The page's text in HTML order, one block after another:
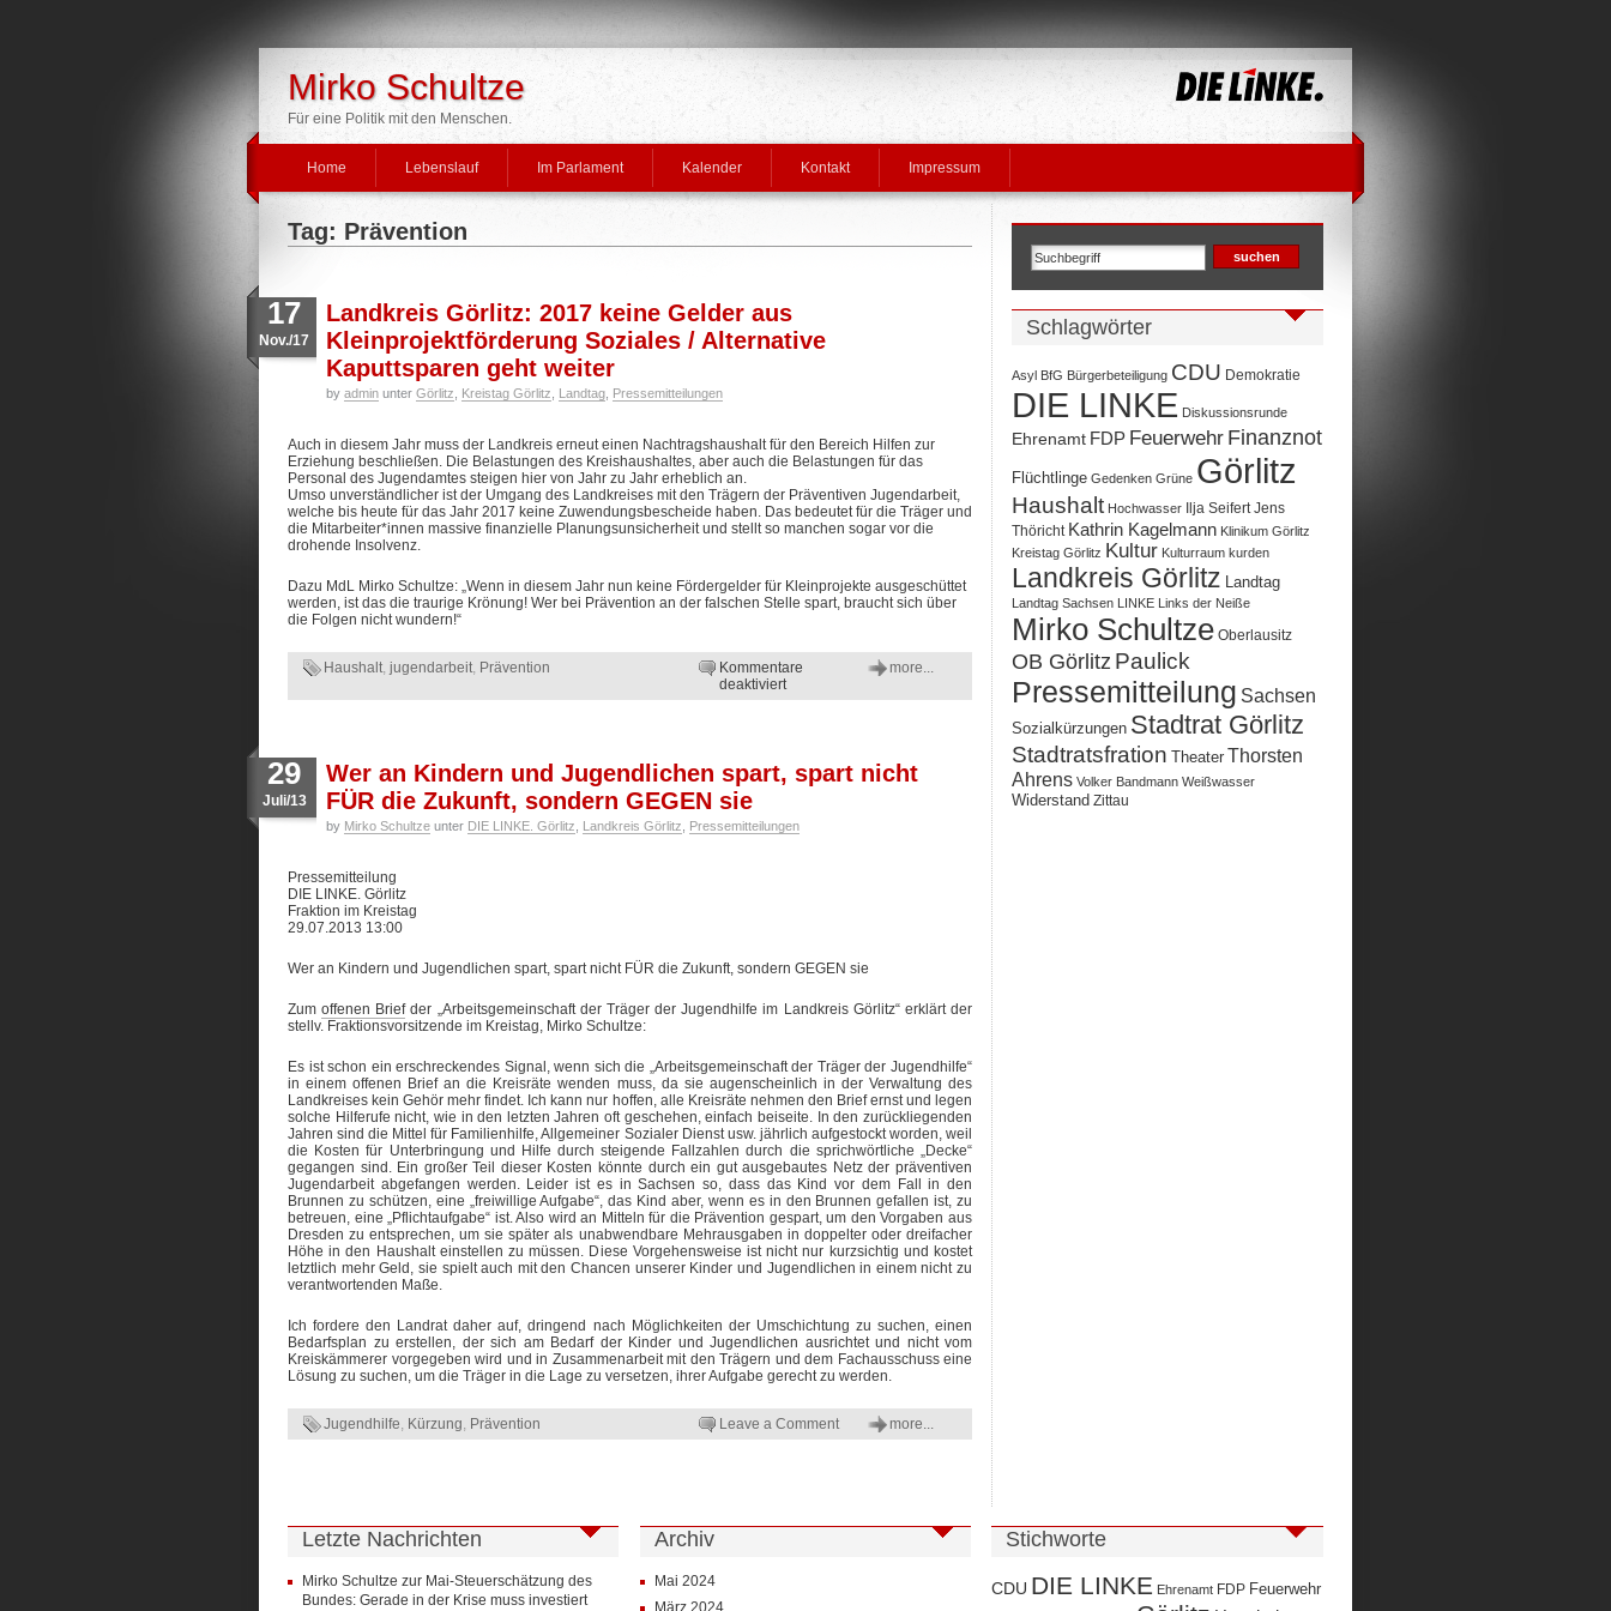
Mirko Schultze
Für eine Politik mit den Menschen.
Home Lebenslauf Im Parlament Kalender Kontakt Impressum
Tag: Prävention
17
Nov./17
Landkreis Görlitz: 2017 keine Gelder aus
Kleinprojektförderung Soziales / Alternative
Kaputtsparen geht weiter
by admin unter Görlitz Kreistag Görlitz Landtag Pressemitteilungen
Auch in diesem Jahr muss der Landkreis erneut einen Nachtragshaushalt für den Bereich Hilfen zur
Erziehung beschließen. Die Belastungen des Kreishaushaltes, aber auch die Belastungen für das
Personal des Jugendamtes steigen hier von Jahr zu Jahr erheblich an.
Umso unverständlicher ist der Umgang des Landkreises mit den Trägern der Präventiven Jugendarbeit,
welche bis heute für das Jahr 2017 keine Zuwendungsbescheide haben. Das bedeutet für die Träger und
die Mitarbeiter*innen massive finanzielle Planungsunsicherheit und stellt so manchen sogar vor die
drohende Insolvenz.
Dazu MdL Mirko Schultze: „Wenn in diesem Jahr nun keine Fördergelder für Kleinprojekte ausgeschüttet
werden, ist das die traurige Krönung! Wer bei Prävention an der falschen Stelle spart, braucht sich über
die Folgen nicht wundern!“
Haushalt, jugendarbeit, Prävention
Kommentare
deaktiviertfür
Landkreis
Gelder
aus
/
more...
29
Juli/13
Wer an Kindern und Jugendlichen spart, spart nicht
FÜR die Zukunft, sondern GEGEN sie
by Mirko Schultze unter DIE LINKE. Görlitz Landkreis Görlitz Pressemitteilungen
Pressemitteilung
DIE LINKE. Görlitz
Fraktion im Kreistag
29.07.2013 13:00
Wer an Kindern und Jugendlichen spart, spart nicht FÜR die Zukunft, sondern GEGEN sie
Zumoffenen Briefder „Arbeitsgemeinschaft der Träger der Jugendhilfe im Landkreis Görlitz“ erklärt der
stellv. Fraktionsvorsitzende im Kreistag, Mirko Schultze:
Es ist schon ein erschreckendes Signal, wenn sich die „Arbeitsgemeinschaft der Träger der Jugendhilfe“
in einem offenen Brief an die Kreisräte wenden muss, da sie augenscheinlich in der Verwaltung des
Landkreises kein Gehör mehr findet. Ich kann nur hoffen, alle Kreisräte nehmen den Brief ernst und legen
solche Hilferufe nicht, wie in den letzten Jahren oft geschehen, einfach beiseite. In den zurückliegenden
Jahren sind die Mittel für Familienhilfe, Allgemeiner Sozialer Dienst usw. jährlich aufgestockt worden, weil
die Kosten für Unterbringung und Hilfe durch steigende Fallzahlen durch die sprichwörtliche „Decke“
gegangen sind. Ein großer Teil dieser Kosten könnte durch ein gut ausgebautes Netz der präventiven
Jugendarbeit abgefangen werden. Leider ist es in Sachsen so, dass das Kind vor dem Fall in den
Brunnen zu schützen, eine „freiwillige Aufgabe“, das Kind aber, wenn es in den Brunnen gefallen ist, zu
betreuen, eine „Pflichtaufgabe“ ist. Also wird an Mitteln für die Prävention gespart, um den Vorgaben aus
Dresden zu entsprechen, um sie später als unabwendbare Mehrausgaben in doppelter oder dreifacher
Höhe in den Haushalt einstellen zu müssen. Diese Vorgehensweise ist nicht nur kurzsichtig und kostet
letztlich mehr Geld, sie spielt auch mit den Chancen unserer Kinder und Jugendlichen in einem nicht zu
verantwortenden Maße.
Ich fordere den Landrat daher auf, dringend nach Möglichkeiten der Umschichtung zu suchen, einen
Bedarfsplan zu erstellen, der sich am Bedarf der Kinder und Jugendlichen ausrichtet und nicht vom
Kreiskämmerer vorgegeben wird und in Zusammenarbeit mit den Trägern und dem Fachausschuss eine
Lösung zu suchen, um die Träger in die Lage zu versetzen, ihrer Aufgabe gerecht zu werden.
Jugendhilfe, Kürzung, Prävention Leave a Comment more...
Schlagwörter
Asyl BfG Bürgerbeteiligung CDU Demokratie
DIE LINKE Diskussionsrunde
Ehrenamt FDP Feuerwehr Finanznot
Flüchtlinge Gedenken Grüne Görlitz
Haushalt Hochwasser Ilja Seifert Jens
Thöricht Kathrin Kagelmann Klinikum Görlitz
Kreistag Görlitz Kultur Kulturraum kurden
Landkreis Görlitz Landtag
Landtag Sachsen LINKE Links der Neiße
Mirko Schultze Oberlausitz
OB Görlitz Paulick
Pressemitteilung Sachsen
Sozialkürzungen Stadtrat Görlitz
Stadtratsfration Theater Thorsten
Ahrens Volker Bandmann Weißwasser
Widerstand Zittau
Letzte Nachrichten
Mirko Schultze zur Mai-Steuerschätzung des
Bundes: Gerade in der Krise muss investiert
Archiv
Mai 2024
März 2024
Stichworte
CDU DIE LINKE Ehrenamt FDP Feuerwehr